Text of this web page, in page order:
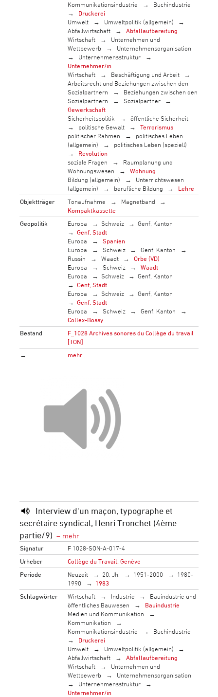
Kommunikationsindustrie
Buchindustrie
Druckerei
Umwelt
Umweltpolitik (allgemein)
Abfallwirtschaft
Abfallaufbereitung
Wirtschaft
Unternehmen und
Wettbewerb
Unternehmensorganisation
Unternehmensstruktur
Unternehmer/in
Wirtschaft
Beschäftigung und Arbeit
Arbeitsrecht und Beziehungen zwischen den
Sozialpartnern
Beziehungen zwischen den
Sozialpartnern
Sozialpartner
Gewerkschaft
Sicherheitspolitik
öffentliche Sicherheit
politische Gewalt
Terrorismus
politischer Rahmen
politisches Leben
(allgemein)
politisches Leben (speziell)
Revolution
soziale Fragen
Raumplanung und
Wohnungswesen
Wohnung
Bildung (allgemein)
Unterrichtswesen
(allgemein)
berufliche Bildung
Lehre
Objektträger
Tonaufnahme
Magnetband
Kompaktkassette
Geopolitik
Europa Schweiz
Genf, Kanton
Genf, Stadt
Europa
Spanien
Europa
Schweiz
Genf, Kanton
Russin
Waadt
Orbe (VD)
Europa
Schweiz
Waadt
Europa
Schweiz
Genf, Kanton
Genf, Stadt
Europa
Schweiz
Genf, Kanton
Genf, Stadt
Europa
Schweiz
Genf, Kanton
Collex-Bossy
Bestand
F_1028 Archives sonores du Collège du travail
[TON]
→
mehr…
Interview d'un maçon, typographe et
secrétaire syndical, Henri Tronchet (4ème
partie/9)
Signatur
F 1028-SON-A-017-4
Urheber
Collège du Travail, Genève
Periode
Neuzeit 20. Jh. 1951-2000
1980-
1990
1983
Schlagwörter
Wirtschaft Industrie
Bauindustrie und
öffentliches Bauwesen
Bauindustrie
Medien und Kommunikation
Kommunikation
Kommunikationsindustrie
Buchindustrie
Druckerei
Umwelt
Umweltpolitik (allgemein)
Abfallwirtschaft
Abfallaufbereitung
Wirtschaft
Unternehmen und
Wettbewerb
Unternehmensorganisation
Unternehmensstruktur
Unternehmer/in